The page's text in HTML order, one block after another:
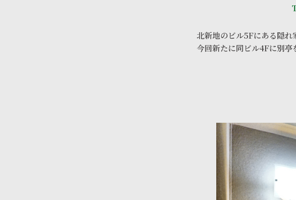
北新地のビル5Fにある隠れ
今回新たに同ビル4Fに別亭